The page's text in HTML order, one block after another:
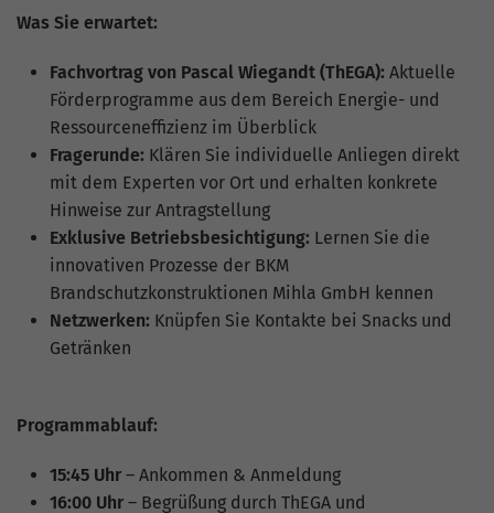
Was Sie erwartet:
Fachvortrag von Pascal Wiegandt (ThEGA): Aktuelle
Förderprogramme aus dem Bereich Energie- und
Ressourceneffizienz im Überblick
Fragerunde: Klären Sie individuelle Anliegen direkt
mit dem Experten vor Ort und erhalten konkrete
Hinweise zur Antragstellung
Exklusive Betriebsbesichtigung: Lernen Sie die
innovativen Prozesse der BKM
Brandschutzkonstruktionen Mihla GmbH kennen
Netzwerken: Knüpfen Sie Kontakte bei Snacks und
Getränken
Programmablauf:
15:45 Uhr – Ankommen & Anmeldung
16:00 Uhr – Begrüßung durch ThEGA und
Zweck
Analysebericht der Website zu verfolgen.
anonym und weisen eine zufällig
generierte Nummer zu, um eindeutige
Besucher zu identifizieren.
Name _gid
Anbieter Google Analytics
Laufzeit 1 Tag
wie Besucher eine Website nutzen, und
Analyseberichts darüber, wie es der
Website geht. Die erhobenen Daten